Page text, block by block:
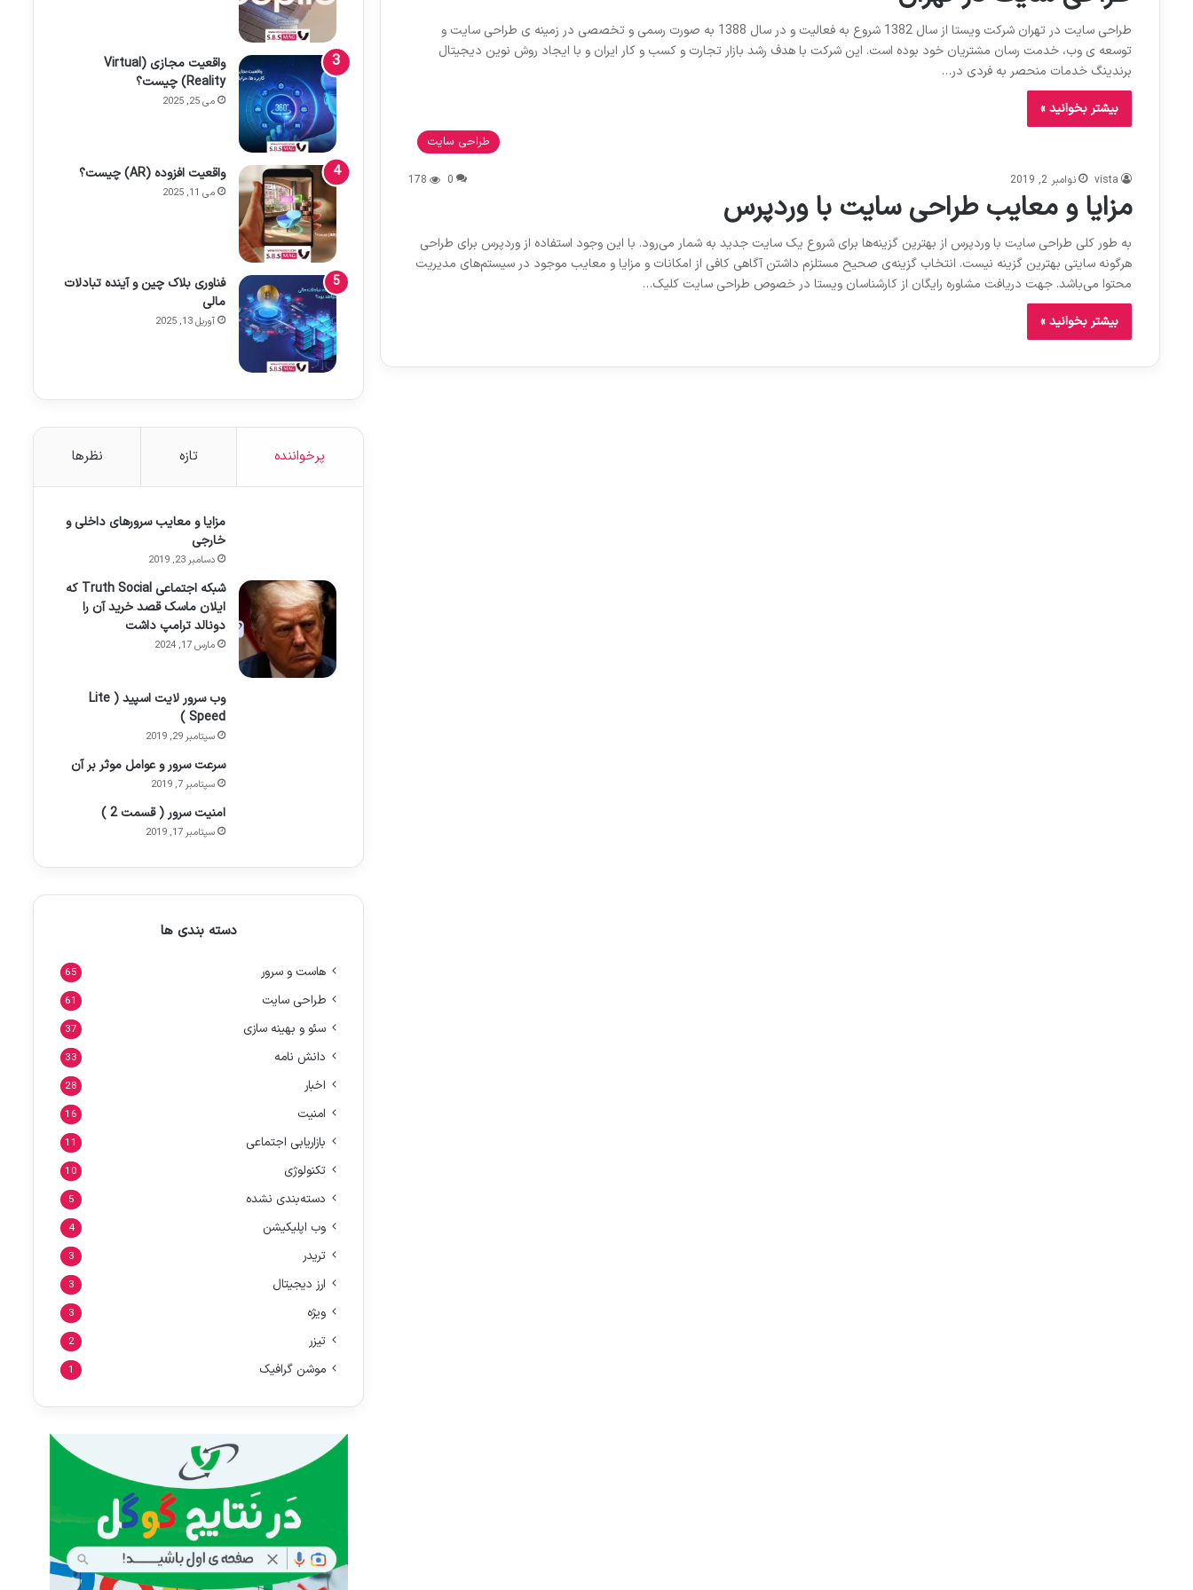
طراحی سایت در تهران شرکت ویستا از سال 1382 شروع به فعالیت و در سال 1388 به صورت رسمی و تخصصی در زمینه ی طراحی سایت و
توسعه ی وب، خدمت رسان مشتریان خود بوده است. این شرکت با هدف رشد بازار تجارت و کسب و کار ایران و با ایجاد روش نوین دیجیتال
برندینگ خدمات منحصر به فردی در…
بیشتر بخوانید »
طراحی سایت
vista نوامبر 2, 2019 0
178
مزایا و معایب طراحی سایت با وردپرس
به طور کلی طراحی سایت با وردپرس از بهترین گزینه‌ها برای شروع یک سایت جدید به شمار می‌رود. با این وجود استفاده از وردپرس برای طراحی
هرگونه سایتی بهترین گزینه نیست. انتخاب گزینه‌ی صحیح مستلزم داشتن آگاهی کافی از امکانات و مزایا و معایب موجود در سیستم‌های مدیریت
محتوا می‌باشد. جهت دریافت مشاوره رایگان از کارشناسان ویستا در خصوص طراحی سایت کلیک…
بیشتر بخوانید »
واقعیت مجازی (Virtual
Reality) چیست؟
می 25, 2025
واقعیت افزوده (AR) چیست؟
می 11, 2025
فناوری بلاک چین و آینده تبادلات
مالی
آوریل 13, 2025
پرخواننده تازه نظرها
مزایا و معایب سرورهای داخلی و
خارجی
دسامبر 23, 2019
شبکه اجتماعی Truth Social که
ایلان ماسک قصد خرید آن را
دونالد ترامپ داشت
مارس 17, 2024
وب سرور لایت اسپید ( Lite
Speed )
سپتامبر 29, 2019
سرعت سرور و عوامل موثر بر آن
سپتامبر 7, 2019
امنیت سرور ( قسمت 2 )
سپتامبر 17, 2019
دسته بندی ها
هاست و سرور 65
طراحی سایت 61
سئو و بهینه سازی 37
دانش نامه 33
اخبار 28
امنیت 16
بازاریابی اجتماعی 11
تکنولوژی 10
دسته‌بندی نشده 5
وب اپلیکیشن 4
تریدر 3
ارز دیجیتال 3
ویژه 3
تیزر 2
موشن گرافیک 1